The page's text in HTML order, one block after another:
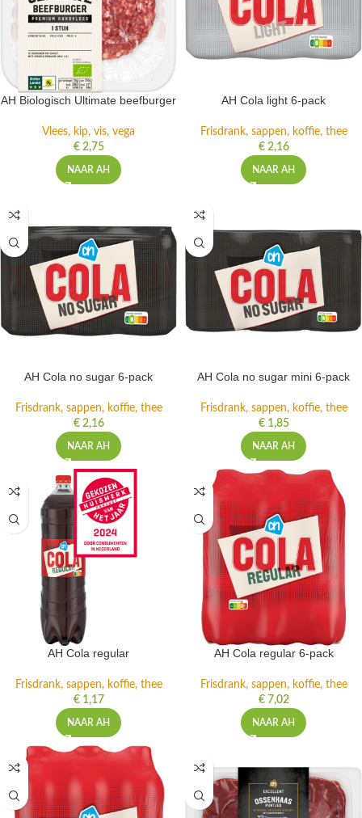
AH Biologisch Ultimate beefburger
Vlees, kip, vis, vega
€2,75
NAAR AH
AH Cola light 6-pack
Frisdrank, sappen, koffie, thee
€2,16
NAAR AH
AH Cola no sugar 6-pack
Frisdrank, sappen, koffie, thee
€2,16
NAAR AH
AH Cola no sugar mini 6-pack
Frisdrank, sappen, koffie, thee
€1,85
NAAR AH
AH Cola regular
Frisdrank, sappen, koffie, thee
€1,17
NAAR AH
AH Cola regular 6-pack
Frisdrank, sappen, koffie, thee
€7,02
NAAR AH